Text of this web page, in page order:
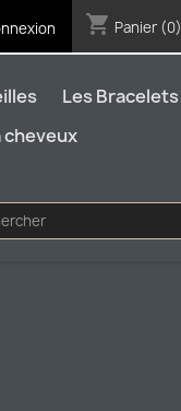
shopping_cart Panier (0)
Les Bracelets
cheveux